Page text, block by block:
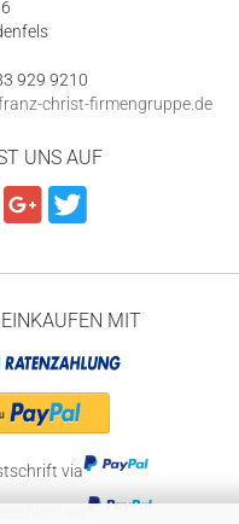
929 9210
christ-firmengruppe.de
UNS AUF
MIT
via